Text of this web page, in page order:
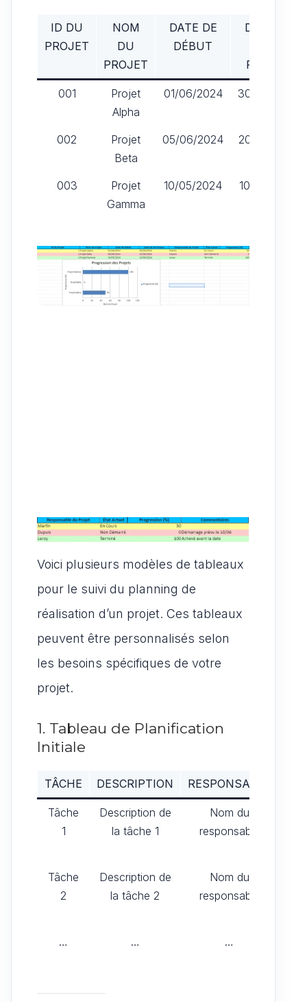
ID DU
PROJET
NOM
DU
PROJET
DATE DE
DÉBUT
DATE DE
PRÉVUE
001
Projet
Alpha
01/06/2024 30/06/2024
002
Projet
Beta
05/06/2024 20/06/2024
003
Projet
Gamma
10/05/2024 10/06/2024
Voici plusieurs modèles de tableaux
pour le suivi du planning de
réalisation d’un projet. Ces tableaux
peuvent être personnalisés selon
les besoins spécifiques de votre
projet.
1. Tableau de Planification
Initiale
TÂCHE DESCRIPTION RESPONSABLE
Tâche
1
Description de
la tâche 1
Nom du
responsable
Tâche
2
Description de
la tâche 2
Nom du
responsable
…
… …